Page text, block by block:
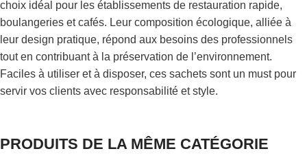
choix idéal pour les établissements de restauration rapide,
boulangeries et cafés. Leur composition écologique, alliée à
leur design pratique, répond aux besoins des professionnels
tout en contribuant à la préservation de l’environnement.
Faciles à utiliser et à disposer, ces sachets sont un must pour
servir vos clients avec responsabilité et style.
PRODUITS DE LA MÊME CATÉGORIE